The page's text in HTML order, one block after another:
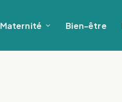
Maternité Bien-être